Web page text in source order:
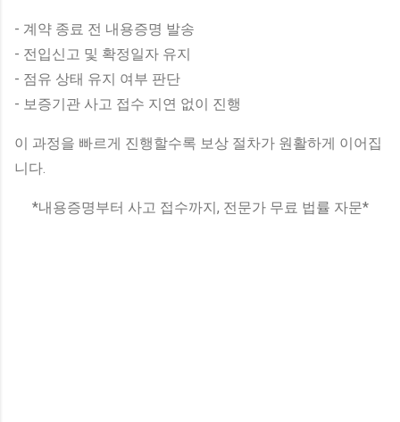
- 계약 종료 전 내용증명 발송
- 전입신고 및 확정일자 유지
- 점유 상태 유지 여부 판단
- 보증기관 사고 접수 지연 없이 진행
이 과정을 빠르게 진행할수록 보상 절차가 원활하게 이어집
니다.
*내용증명부터 사고 접수까지, 전문가 무료 법률 자문*